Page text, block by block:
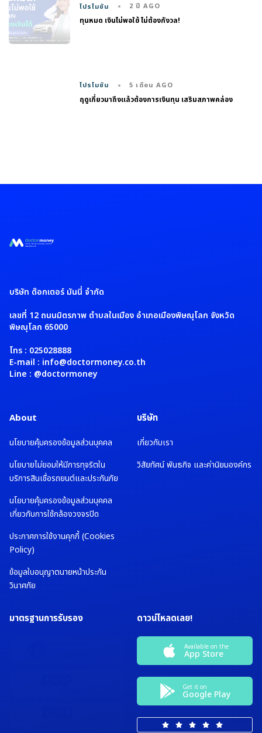
โปรโมชัน 2 ปี AGO
ทุนหมด เงินไม่พอใช้ ไม่ต้องกังวล!
โปรโมชัน 5 เดือน AGO
ฤดูเกี่ยวมาถึงแล้วต้องการเงินทุน เสริมสภาพคล่อง
บริษัท ด๊อกเตอร์ มันนี่ จำกัด
เลขที่ 12 ถนนมิตรภาพ ตำบลในเมือง อำเภอเมืองพิษณุโลก จังหวัด
พิษณุโลก 65000
โทร : 025028888
E-mail : info@doctormoney.co.th
Line : @doctormoney
About
นโยบายคุ้มครองข้อมูลส่วนบุคคล
นโยบายไม่ยอมให้มีการทุจริตใน
บริการสินเชื่อรถยนต์และประกันภัย
นโยบายคุ้มครองข้อมูลส่วนบุคคล
เกี่ยวกับการใช้กล้องวงจรปิด
ประกาศการใช้งานคุกกี้ (Cookies
Policy)
ข้อมูลใบอนุญาตนายหน้าประกัน
วินาศภัย
บริษัท
เกี่ยวกับเรา
วิสัยทัศน์ พันธกิจ และค่านิยมองค์กร
มาตรฐานการรับรอง ดาวน์โหลดเลย!
Available on the
App Store
Get it on
Google Play